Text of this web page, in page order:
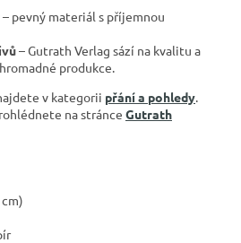
– pevný materiál s příjemnou
– Gutrath Verlag sází na kvalitu a
produkce.
v kategorii přání a pohledy.
na stránce Gutrath